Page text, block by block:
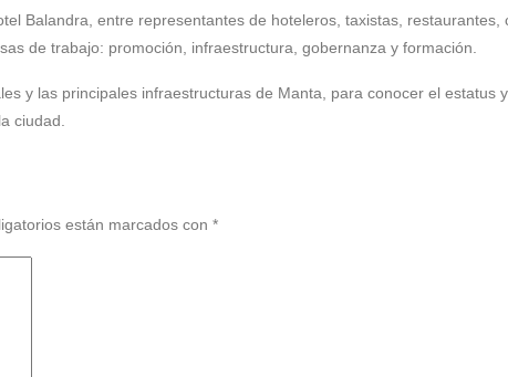
Balandra, entre representantes de hoteleros, taxistas, restaurantes,
de trabajo: promoción, infraestructura, gobernanza y formación.
y las principales infraestructuras de Manta, para conocer el estatus
ciudad.
están marcados con *